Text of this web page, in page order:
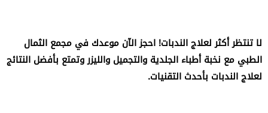
لا تنتظر أكثر لعلاج الندبات! احجز الآن موعدك في مجمع الثمال
الطبي مع نخبة أطباء الجلدية والتجميل والليزر وتمتع بأفضل النتائج
لعلاج الندبات بأحدث التقنيات.